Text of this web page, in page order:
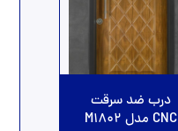
درب ضد سرقت
CNC مدل M1802